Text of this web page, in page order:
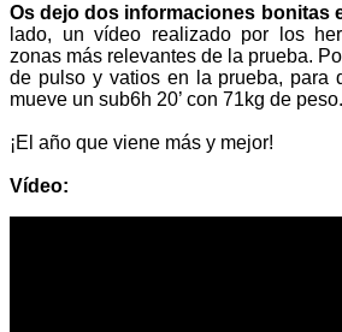
Os dejo dos informaciones bonitas
lado, un vídeo realizado por los
zonas más relevantes de la prueba.
de pulso y vatios en la prueba, para
mueve un sub6h 20’ con 71kg de peso.
¡El año que viene más y mejor!
Vídeo: